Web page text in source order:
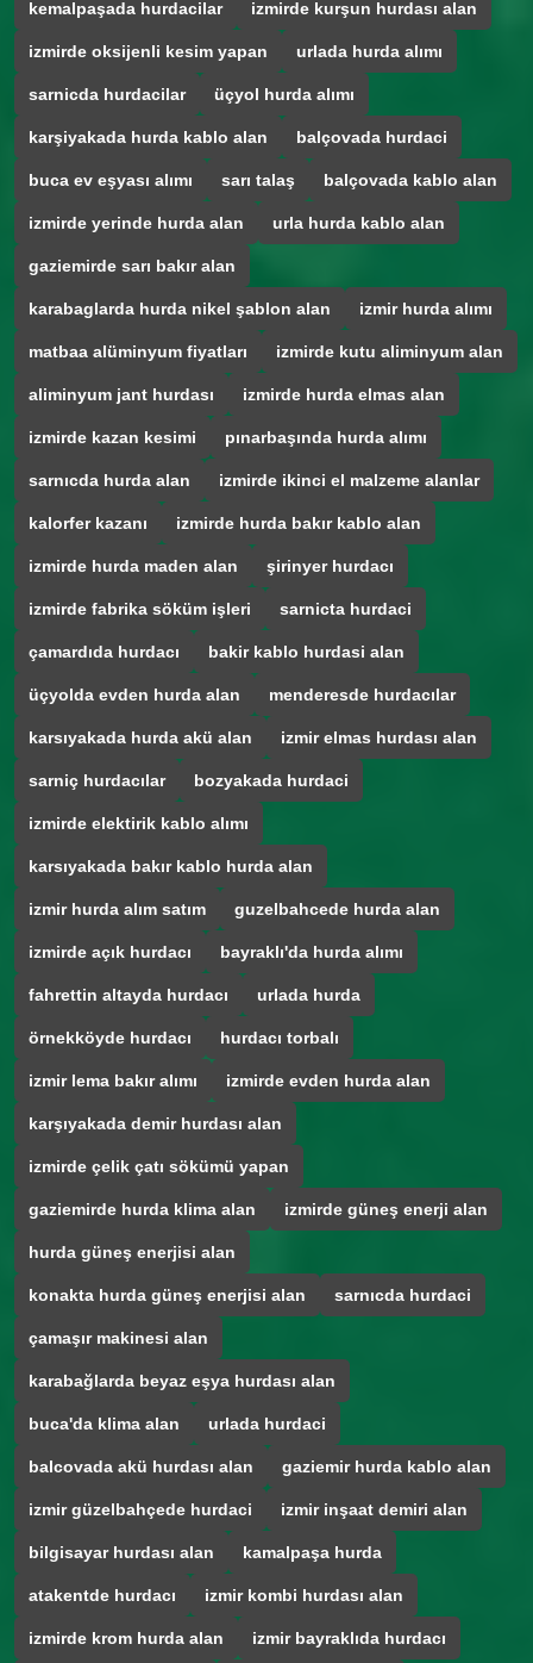
kemalpaşada hurdacilar izmirde kurşun hurdası alan
izmirde oksijenli kesim yapan urlada hurda alımı
sarnicda hurdacilar üçyol hurda alımı
karşiyakada hurda kablo alan balçovada hurdaci
buca ev eşyası alımı sarı talaş balçovada kablo alan
izmirde yerinde hurda alan urla hurda kablo alan
gaziemirde sarı bakır alan
karabaglarda hurda nikel şablon alan izmir hurda alımı
matbaa alüminyum fiyatları izmirde kutu aliminyum alan
aliminyum jant hurdası izmirde hurda elmas alan
izmirde kazan kesimi pınarbaşında hurda alımı
sarnıcda hurda alan izmirde ikinci el malzeme alanlar
kalorfer kazanı izmirde hurda bakır kablo alan
izmirde hurda maden alan şirinyer hurdacı
izmirde fabrika söküm işleri sarnicta hurdaci
çamardıda hurdacı bakir kablo hurdasi alan
üçyolda evden hurda alan menderesde hurdacılar
karsıyakada hurda akü alan izmir elmas hurdası alan
sarniç hurdacılar bozyakada hurdaci
izmirde elektirik kablo alımı
karsıyakada bakır kablo hurda alan
izmir hurda alım satım guzelbahcede hurda alan
izmirde açık hurdacı bayraklı'da hurda alımı
fahrettin altayda hurdacı urlada hurda
örnekköyde hurdacı hurdacı torbalı
izmir lema bakır alımı izmirde evden hurda alan
karşıyakada demir hurdası alan
izmirde çelik çatı sökümü yapan
gaziemirde hurda klima alan izmirde güneş enerji alan
hurda güneş enerjisi alan
konakta hurda güneş enerjisi alan sarnıcda hurdaci
çamaşır makinesi alan
karabağlarda beyaz eşya hurdası alan
buca'da klima alan urlada hurdaci
balcovada akü hurdası alan gaziemir hurda kablo alan
izmir güzelbahçede hurdaci izmir inşaat demiri alan
bilgisayar hurdası alan kamalpaşa hurda
atakentde hurdacı izmir kombi hurdası alan
izmirde krom hurda alan izmir bayraklıda hurdacı